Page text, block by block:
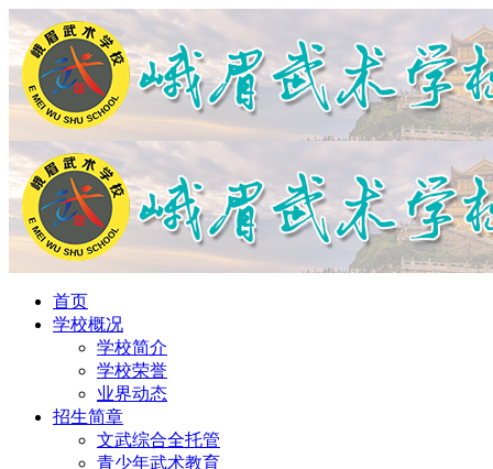
首页
学校概况
学校简介
学校荣誉
业界动态
招生简章
文武综合全托管
青少年武术教育